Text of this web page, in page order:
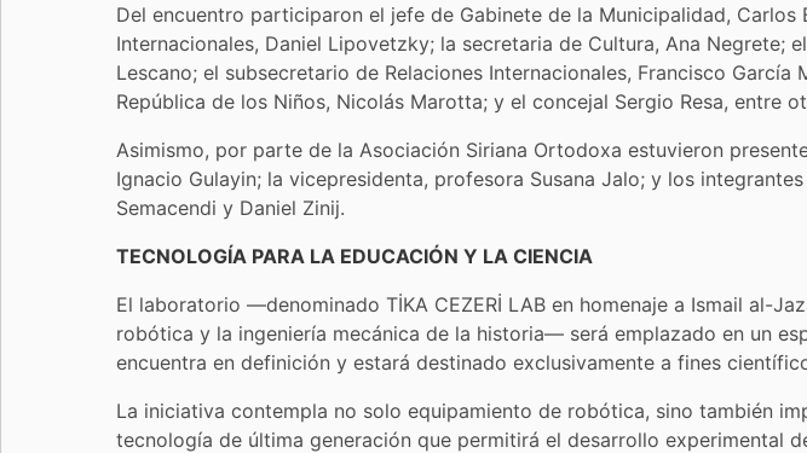
Del encuentro participaron el jefe de Gabinete de la Municipalidad,
Internacionales, Daniel Lipovetzky; la secretaria de Cultura, Ana Negrete;
Lescano; el subsecretario de Relaciones Internacionales, Francisco
República de los Niños, Nicolás Marotta; y el concejal Sergio Resa, entre
Asimismo, por parte de la Asociación Siriana Ortodoxa estuvieron
Ignacio Gulayin; la vicepresidenta, profesora Susana Jalo; y los
Semacendi y Daniel Zinij.
TECNOLOGÍA PARA LA EDUCACIÓN Y LA CIENCIA
El laboratorio —denominado TİKA CEZERİ LAB en homenaje a Ismail al-
robótica y la ingeniería mecánica de la historia— será emplazado en un
encuentra en definición y estará destinado exclusivamente a fines
La iniciativa contempla no solo equipamiento de robótica, sino también
tecnología de última generación que permitirá el desarrollo experimental